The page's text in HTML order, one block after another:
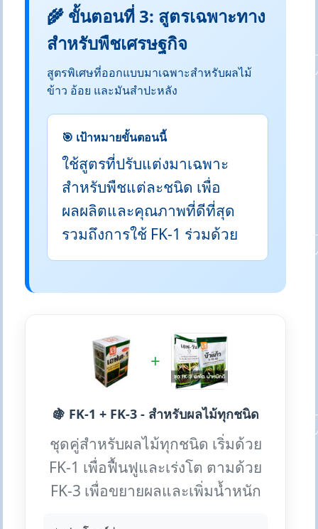
🌾 ขั้นตอนที่ 3: สูตรเฉพาะทาง
สำหรับพืชเศรษฐกิจ
สูตรพิเศษที่ออกแบบมาเฉพาะสำหรับผลไม้
ข้าว อ้อย และมันสำปะหลัง
🎯 เป้าหมายขั้นตอนนี้
ใช้สูตรที่ปรับแต่งมาเฉพาะ
สำหรับพืชแต่ละชนิด เพื่อ
ผลผลิตและคุณภาพที่ดีที่สุด
รวมถึงการใช้ FK-1 ร่วมด้วย
+
🍇 FK-1 + FK-3 - สำหรับผลไม้ทุกชนิด
ชุดคู่สำหรับผลไม้ทุกชนิด เริ่มด้วย
FK-1 เพื่อฟื้นฟูและเร่งโต ตามด้วย
FK-3 เพื่อขยายผลและเพิ่มน้ำหนัก